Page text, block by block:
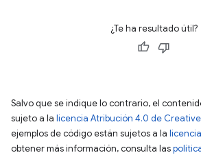
¿Te ha resultado útil?
Salvo que se indique lo contrario, el
sujeto a la licencia Atribución 4.0 de
ejemplos de código están sujetos a la
obtener más información, consulta las